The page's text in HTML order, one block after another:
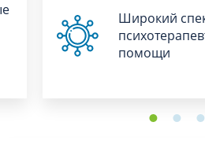
Широкий
помощи